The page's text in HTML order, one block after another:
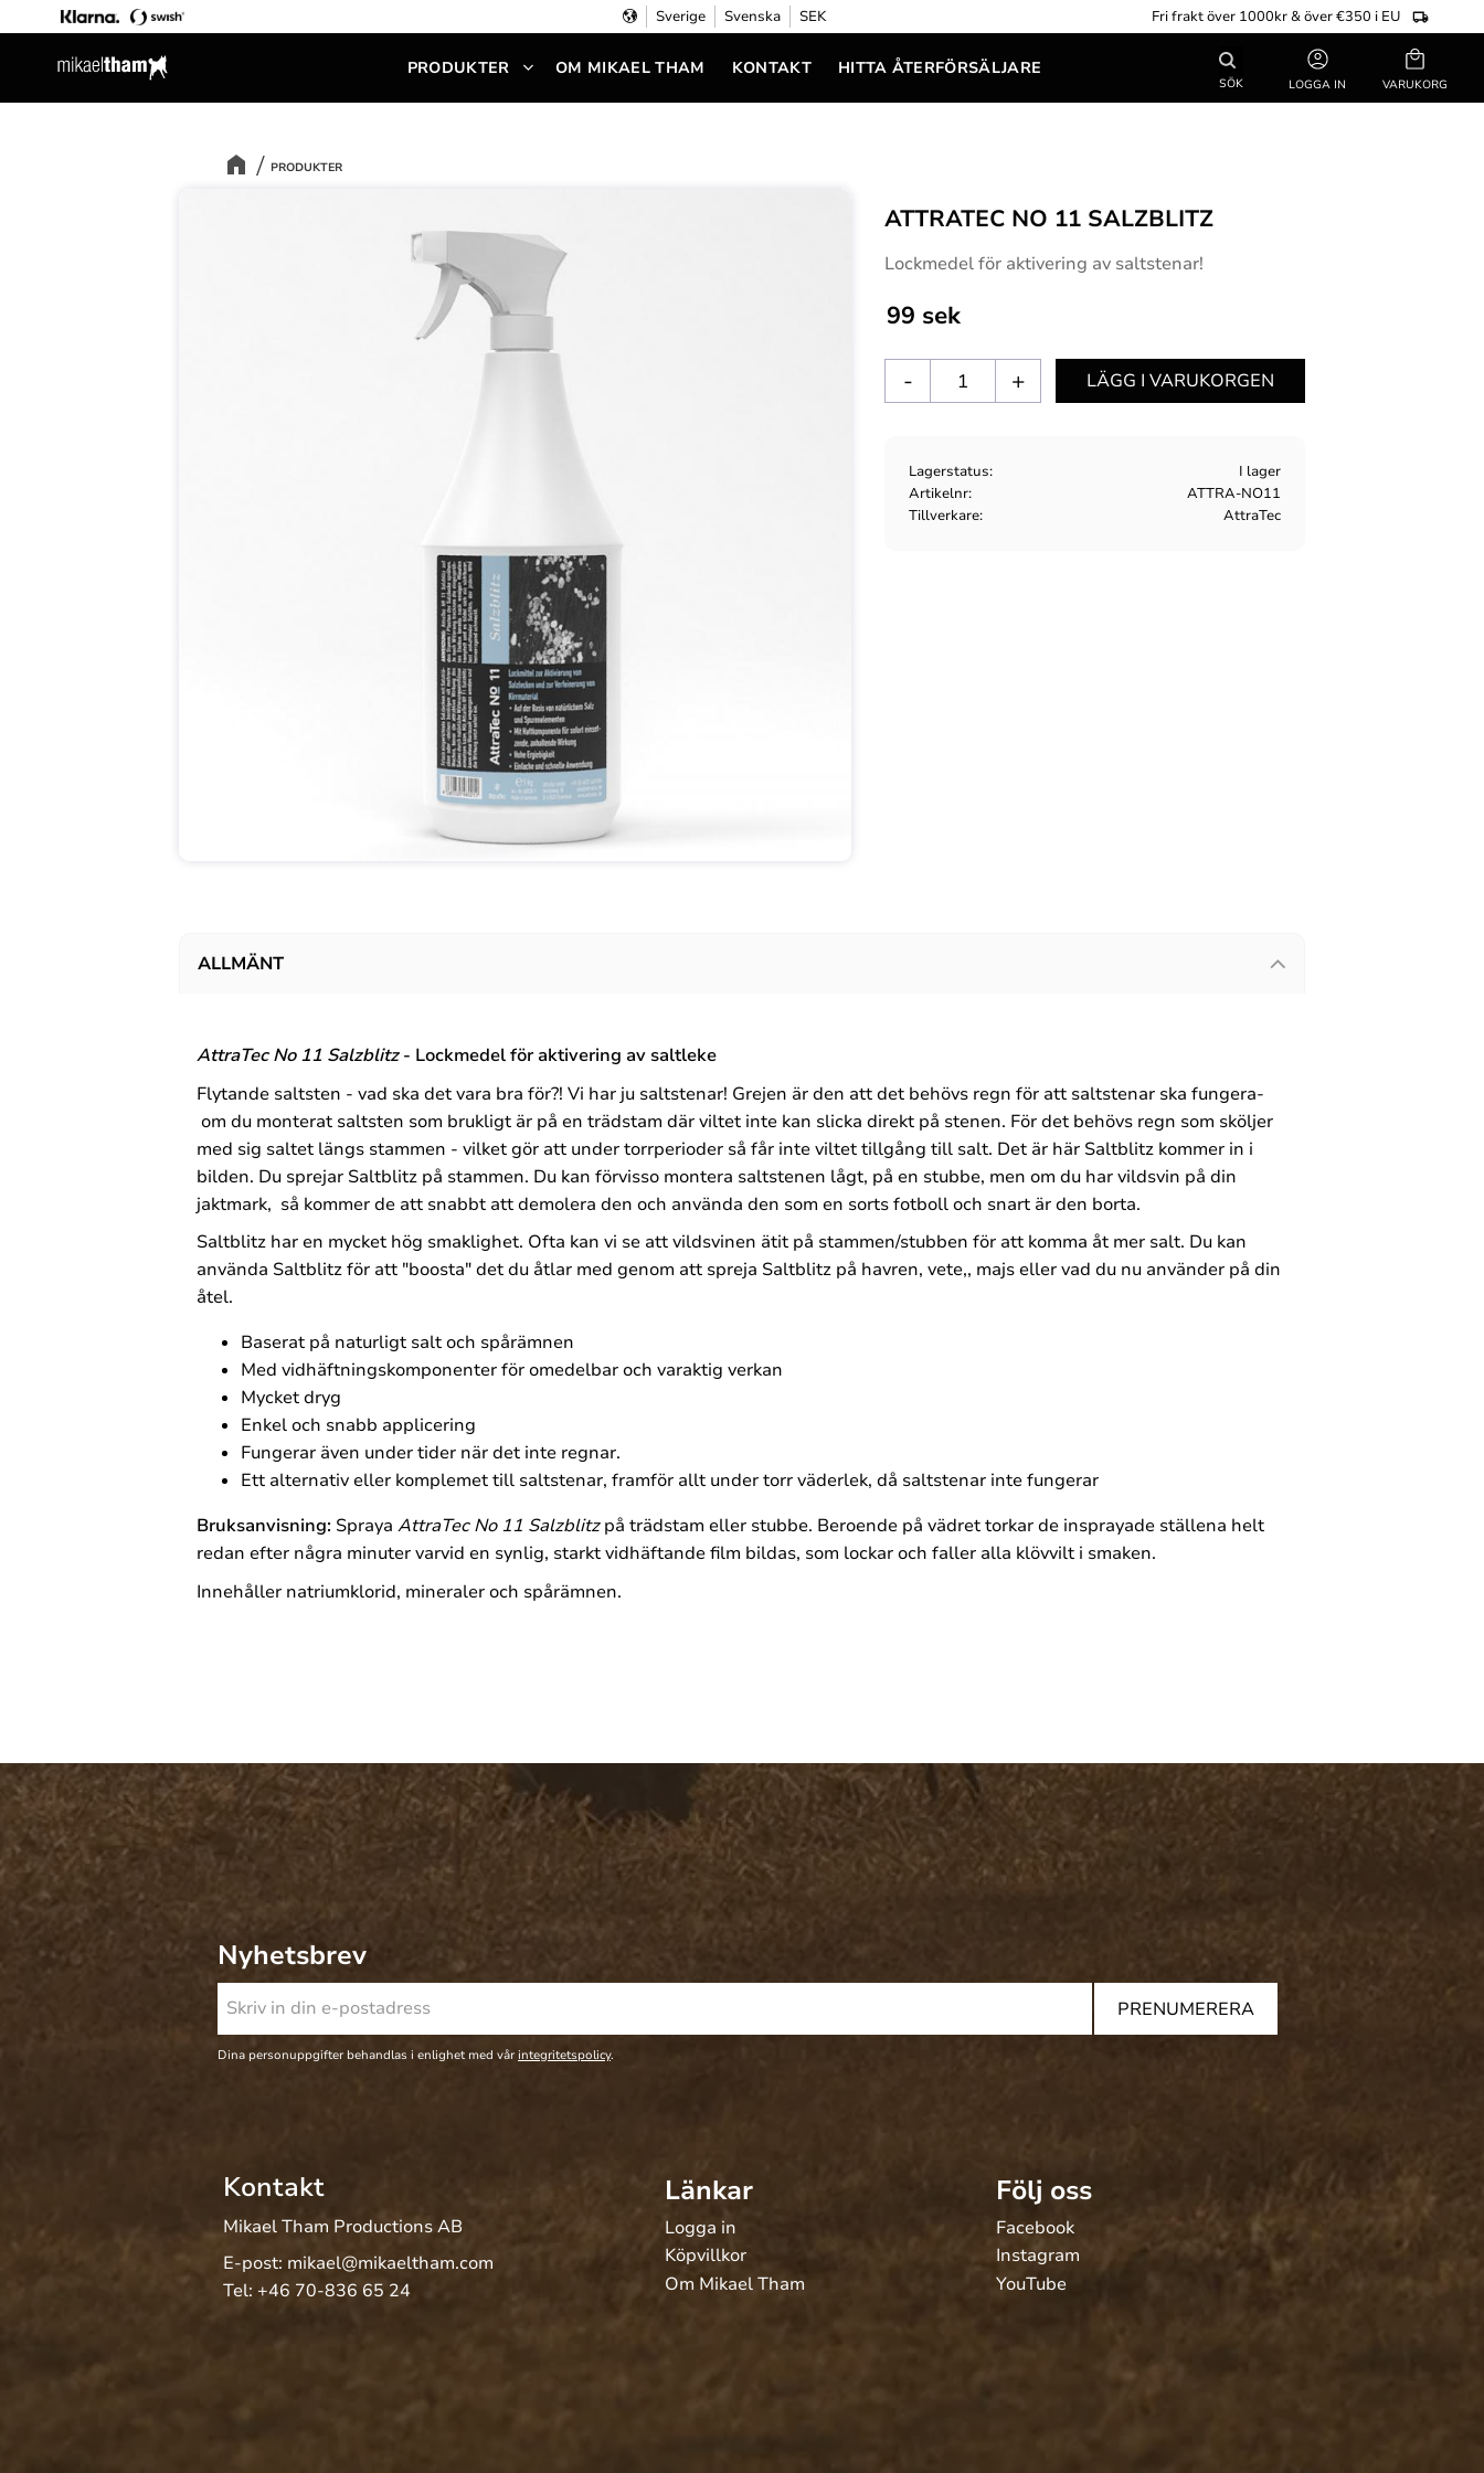
Sverige Svenska SEK Fri frakt över 1000kr & över €350 i EU
SÖK
PRODUKTER OM MIKAEL THAM KONTAKT HITTA ÅTERFÖRSÄLJARE
LOGGA IN
Kundvagn
PRODUKTER
ATTRATEC NO 11 SALZBLITZ
Lockmedel för aktivering av saltstenar!
99 sek
+
-
Lagerstatus
I lager
Artikelnr
ATTRA-NO11
Tillverkare
AttraTec
ALLMÄNT
AttraTec No 11 Salzblitz- Lockmedel för aktivering av saltleke
Flytande saltsten - vad ska det vara bra för?! Vi har ju saltstenar! Grejen är den att det behövs regn för att saltstenar ska fungera-
om du monterat saltsten som brukligt är på en trädstam där viltet inte kan slicka direkt på stenen. För det behövs regn som sköljer
med sig saltet längs stammen - vilket gör att under torrperioder så får inte viltet tillgång till salt. Det är här Saltblitz kommer in i
bilden. Du sprejar Saltblitz på stammen. Du kan förvisso montera saltstenen lågt, på en stubbe, men om du har vildsvin på din
jaktmark, så kommer de att snabbt att demolera den och använda den som en sorts fotboll och snart är den borta.
Saltblitz har en mycket hög smaklighet. Ofta kan vi se att vildsvinen ätit på stammen/stubben för att komma åt mer salt. Du kan
använda Saltblitz för att "boosta" det du åtlar med genom att spreja Saltblitz på havren, vete,, majs eller vad du nu använder på din
åtel.
Baserat på naturligt salt och spårämnen
Med vidhäftningskomponenter för omedelbar och varaktig verkan
Mycket dryg
Enkel och snabb applicering
Fungerar även under tider när det inte regnar.
Ett alternativ eller komplemet till saltstenar, framför allt under torr väderlek, då saltstenar inte fungerar
Bruksanvisning: Spraya AttraTec No 11 Salzblitzpå trädstam eller stubbe. Beroende på vädret torkar de insprayade ställena helt
redan efter några minuter varvid en synlig, starkt vidhäftande film bildas, som lockar och faller alla klövvilt i smaken.
Innehåller natriumklorid, mineraler och spårämnen.
Nyhetsbrev
PRENUMERERA
Dina personuppgifter behandlas i enlighet med vår integritetspolicy.
Kontakt
Mikael Tham Productions AB
E-post: mikael@mikaeltham.com
Tel: +46 70-836 65 24
Länkar
Logga in
Köpvillkor
Om Mikael Tham
Följ oss
Facebook
Instagram
YouTube